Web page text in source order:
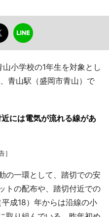
小学校の1年生を対象とし
青山駅（盛岡市青山）で
には電気が流れる線があ
］
の一環として、踏切での安
トの配布や、踏切付近での
成18）年からは沿線の小